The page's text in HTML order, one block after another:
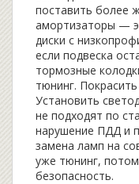
поставить более
амортизаторы —
диски с
если подвеска
тормозные
тюнинг.
Установить
не подходят по
нарушение ПДД и
замена ламп на
уже тюнинг,
безопасность.